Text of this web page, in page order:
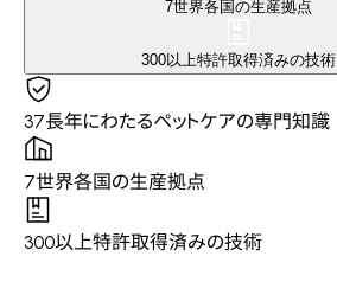
7世界各国の生産拠点
300以上特許取得済みの技術
37長年にわたるペットケアの専門知識
7世界各国の生産拠点
300以上特許取得済みの技術